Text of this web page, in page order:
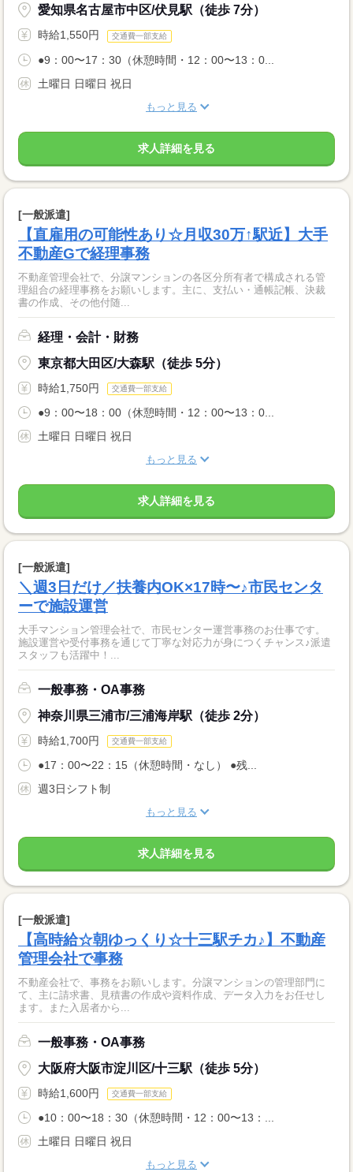
愛知県名古屋市中区/伏見駅（徒歩 7分）
時給1,550円 交通費一部支給
●9：00〜17：30（休憩時間・12：00〜13：0...
土曜日 日曜日 祝日
もっと見る
求人詳細を見る
[一般派遣]
【直雇用の可能性あり☆月収30万↑駅近】大手
不動産Gで経理事務
不動産管理会社で、分譲マンションの各区分所有者で構成される管
理組合の経理事務をお願いします。主に、支払い・通帳記帳、決裁
書の作成、その他付随...
経理・会計・財務
東京都大田区/大森駅（徒歩 5分）
時給1,750円 交通費一部支給
●9：00〜18：00（休憩時間・12：00〜13：0...
土曜日 日曜日 祝日
もっと見る
求人詳細を見る
[一般派遣]
＼週3日だけ／扶養内OK×17時〜♪市民センタ
ーで施設運営
大手マンション管理会社で、市民センター運営事務のお仕事です。
施設運営や受付事務を通じて丁寧な対応力が身につくチャンス♪派遣
スタッフも活躍中！...
一般事務・OA事務
神奈川県三浦市/三浦海岸駅（徒歩 2分）
時給1,700円 交通費一部支給
●17：00〜22：15（休憩時間・なし） ●残...
週3日シフト制
もっと見る
求人詳細を見る
[一般派遣]
【高時給☆朝ゆっくり☆十三駅チカ♪】不動産
管理会社で事務
不動産会社で、事務をお願いします。分譲マンションの管理部門に
て、主に請求書、見積書の作成や資料作成、データ入力をお任せし
ます。また入居者から...
一般事務・OA事務
大阪府大阪市淀川区/十三駅（徒歩 5分）
時給1,600円 交通費一部支給
●10：00〜18：30（休憩時間・12：00〜13：...
土曜日 日曜日 祝日
もっと見る